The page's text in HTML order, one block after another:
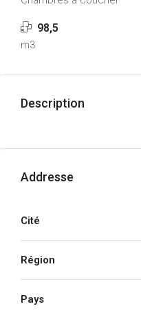
98,5
m3
Description
Addresse
Cité
Région
Pays